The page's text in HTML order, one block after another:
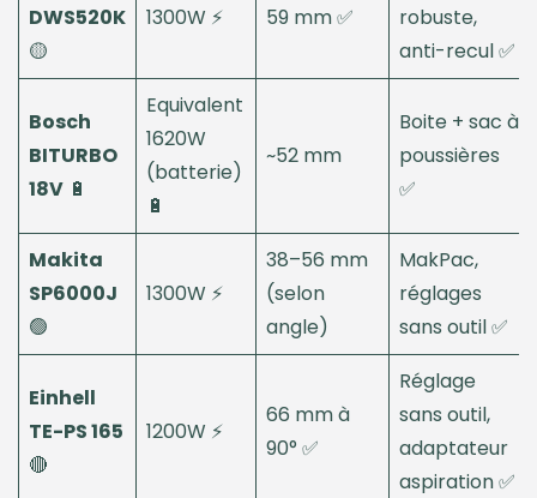
DWS520K
🟡
1300W ⚡ 59 mm ✅
robuste,
anti-recul ✅
Bosch
BITURBO
18V 🔋
Equivalent
1620W
(batterie)
🔋
~52 mm
Boite + sac à
poussières
✅
Makita
SP6000J
🟢
1300W ⚡
38–56 mm
(selon
angle)
MakPac,
réglages
sans outil ✅
Einhell
TE-PS 165
🔴
1200W ⚡
66 mm à
90° ✅
Réglage
sans outil,
adaptateur
aspiration ✅